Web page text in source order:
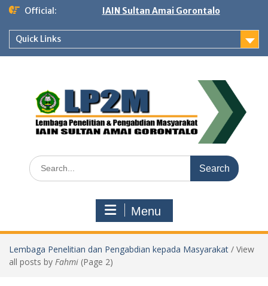
Skip
content
Official: IAIN Sultan Amai Gorontalo
Quick Links
Search
for:
Menu
Lembaga Penelitian dan Pengabdian kepada Masyarakat / View
all posts by Fahmi (Page 2)